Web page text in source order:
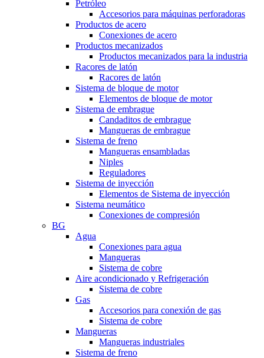
Petróleo
Accesorios para máquinas perforadoras
Productos de acero
Conexiones de acero
Productos mecanizados
Productos mecanizados para la industria
Racores de latón
Racores de latón
Sistema de bloque de motor
Elementos de bloque de motor
Sistema de embrague
Candaditos de embrague
Mangueras de embrague
Sistema de freno
Mangueras ensambladas
Niples
Reguladores
Sistema de inyección
Elementos de Sistema de inyección
Sistema neumático
Conexiones de compresión
BG
Agua
Conexiones para agua
Mangueras
Sistema de cobre
Aire acondicionado y Refrigeración
Sistema de cobre
Gas
Accesorios para conexión de gas
Sistema de cobre
Mangueras
Mangueras industriales
Sistema de freno